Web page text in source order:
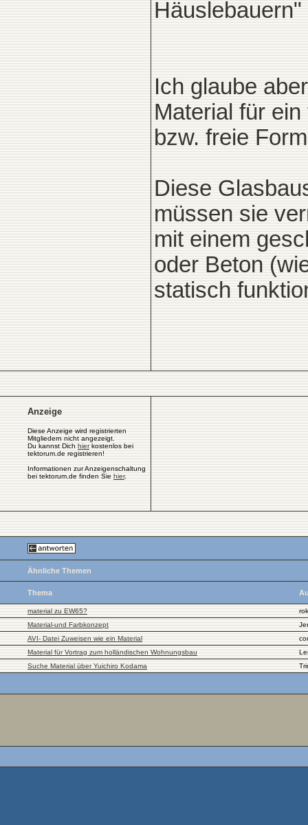
Ich glaube
Material für
bzw. freie
Diese
müssen sie
mit einem
oder Beton
statisch
Anzeige
Diese Anzeige wird registrierten
Mitgliedern nicht angezeigt.
Du kannst Dich hierkostenlos bei
tektorum.de registrieren!
Informationen zur Anzeigenschaltung
bei tektorum.de finden Sie hier.
Ähnliche Themen
Thema
material zu EW65?
Material-und Farbkonzept
AVI- Datei Zuweisen wie ein Material
Material für Vortrag zum holländischen Wohnungsbau
Suche Material über Yuichiro Kodama